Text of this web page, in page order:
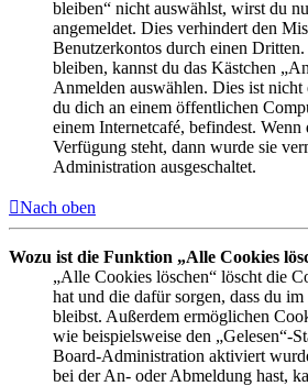
bleiben“ nicht auswählst, wirst du
angemeldet. Dies verhindert den
Benutzerkontos durch einen
bleiben, kannst du das Kästchen
Anmelden auswählen. Dies ist
du dich an einem öffentlichen
einem Internetcafé, befindest.
Verfügung steht, dann wurde sie
Administration ausgeschaltet.
Nach oben
Wozu ist die Funktion „Alle Cookies
„Alle Cookies löschen“ löscht die
hat und die dafür sorgen, dass du
bleibst. Außerdem ermöglichen
wie beispielsweise den „Gelesen“-
Board-Administration aktiviert
bei der An- oder Abmeldung hast,